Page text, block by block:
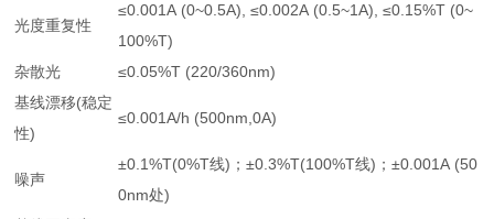
光度重复性
≤0.001A (0~0.5A), ≤0.002A (0.5~1A), ≤0.15%T (0~
100%T)
杂散光
≤0.05%T (220/360nm)
基线漂移(稳定
性)
≤0.001A/h (500nm,0A)
噪声
±0.1%T(0%T线)；±0.3%T(100%T线)；±0.001A (50
0nm处)